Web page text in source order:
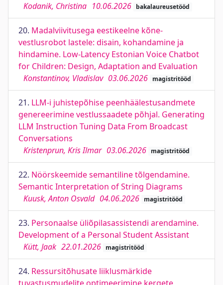
Kodanik, Christina 10.06.2026 bakalaureusetööd
20. Madalviivitusega eestikeelne kõne-
vestlusrobot lastele: disain, kohandamine ja
hindamine. Low-Latency Estonian Voice Chatbot
for Children: Design, Adaptation and Evaluation
Konstantinov, Vladislav 03.06.2026 magistritööd
21. LLM-i juhistepõhise peenhäälestusandmete
genereerimine vestlussaadete põhjal. Generating
LLM Instruction Tuning Data From Broadcast
Conversations
Kristenprun, Kris Ilmar 03.06.2026 magistritööd
22. Nöörskeemide semantiline tõlgendamine.
Semantic Interpretation of String Diagrams
Kuusk, Anton Osvald 04.06.2026 magistritööd
23. Personaalse üliõpilasassistendi arendamine.
Development of a Personal Student Assistant
Kütt, Jaak 22.01.2026 magistritööd
24. Ressursitõhusate liiklusmärkide